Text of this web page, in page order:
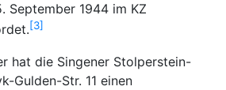
September 1944 im KZ
3
hat die Singener Stolperstein-
Gulden-Str. 11 einen